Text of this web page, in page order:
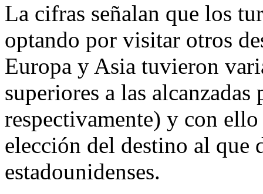
La cifras señalan que los
optando por visitar otros
Europa y Asia tuvieron
superiores a las
respectivamente) y con
elección del destino al que
estadounidenses.